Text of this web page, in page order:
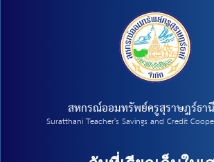
สหกรณ์ออมทรัพย์ครูสุราษฎร์ธา
Suratthani Teacher's Savings and Credit